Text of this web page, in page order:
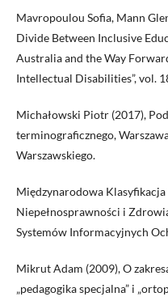
Mavropoulou Sofia, Mann
Divide Between Inclusive
Australia and the Way
Intellectual Disabilities”, vol.
Michałowski Piotr (2017),
terminograficznego,
Warszawskiego.
Międzynarodowa
Niepełnosprawności i
Systemów Informacyjnych
Mikrut Adam (2009), O
„pedagogika specjalna” i